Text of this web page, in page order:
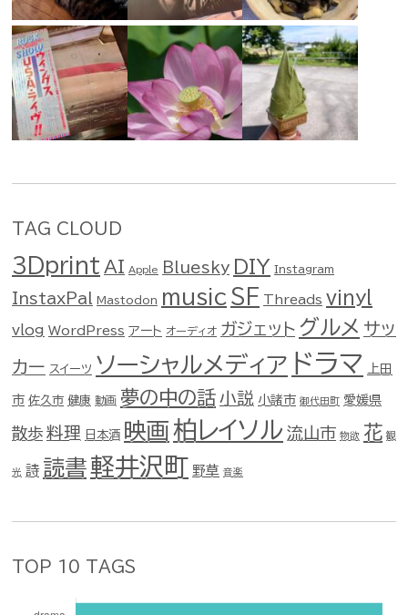
TAG CLOUD
3Dprint AI Apple Bluesky DIY Instagram
InstaxPal Mastodon music SF Threads vinyl
vlog WordPress アート オーディオ ガジェット グルメ サッ
カー スイーツ ソーシャルメディア ドラマ 上田
市 佐久市 健康 動画 夢の中の話 小説 小諸市 御代田町 愛媛県
散歩 料理 日本酒 映画 柏レイソル 流山市 物欲 花 観
光 詩 読書軽井沢町 野草 音楽
TOP 10 TAGS